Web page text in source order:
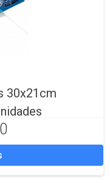
30x21cm